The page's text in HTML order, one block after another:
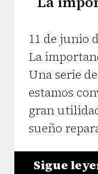
11 de junio
La
Una serie
estamos
gran
sueño
Sigue